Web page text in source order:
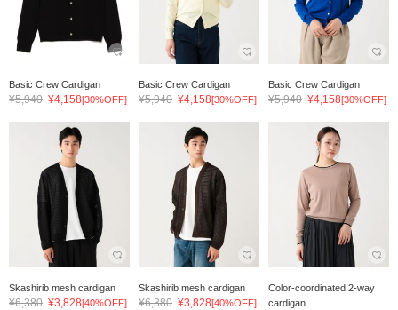
Basic Crew Cardigan
¥5,940 ¥4,158[30%OFF]
Basic Crew Cardigan
¥5,940 ¥4,158[30%OFF]
Basic Crew Cardigan
¥5,940 ¥4,158[30%OFF]
Skashirib mesh cardigan
¥6,380 ¥3,828[40%OFF]
Skashirib mesh cardigan
¥6,380 ¥3,828[40%OFF]
Color-coordinated 2-way
cardigan